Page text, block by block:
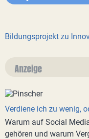
Bildungsprojekt zu
Anzeige
Verdiene ich zu wenig,
Warum auf Social
gehören und warum